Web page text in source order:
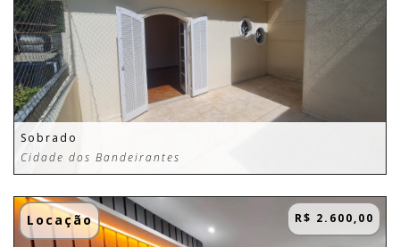
Sobrado
Cidade dos Bandeirantes
Locação R$ 2.600,00